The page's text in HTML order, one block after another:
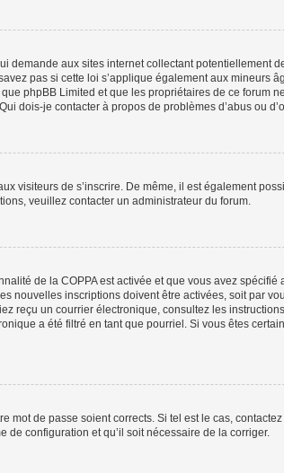
demande aux sites internet collectant potentiellement
pas si cette loi s’applique également aux mineurs
phpBB Limited et que les propriétaires de ce forum
dois-je contacter à propos de problèmes d’abus ou
visiteurs de s’inscrire. De même, il est également
veuillez contacter un administrateur du forum.
de la COPPA est activée et que vous avez
inscriptions doivent être activées, soit par
reçu un courrier électronique, consultez les
a été filtré en tant que pourriel. Si vous êtes
mot de passe soient corrects. Si tel est le cas,
configuration et qu’il soit nécessaire de la corriger.